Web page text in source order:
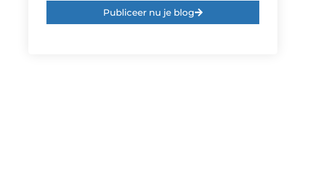
Publiceer nu je blog